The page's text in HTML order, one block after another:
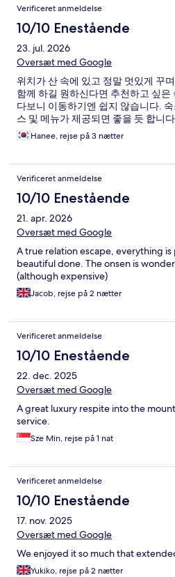
Verificeret anmeldelse
10/10 Enestående
23. jul. 2026
Oversæt med Google
위치가 산 속에 있고 정말 멋있게 꾸
함께 하길 원하신다면 추천하고 싶은
다보니 이동하기엔 쉽지 않습니다.
스 및 메뉴가 제공되면 좋을 듯 합니
Hanee, rejse på 3 nætter
Verificeret anmeldelse
10/10 Enestående
21. apr. 2026
Oversæt med Google
A true relation escape, everything
beautiful done. The onsen is
(although expensive)
Jacob, rejse på 2 nætter
Verificeret anmeldelse
10/10 Enestående
22. dec. 2025
Oversæt med Google
A great luxury respite into the
service.
Sze Min, rejse på 1 nat
Verificeret anmeldelse
10/10 Enestående
17. nov. 2025
Oversæt med Google
We enjoyed it so much that
Yukiko, rejse på 2 nætter